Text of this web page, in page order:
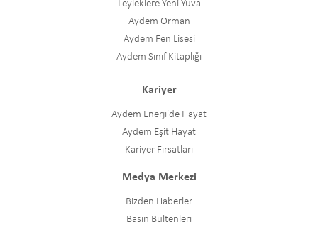
Leyleklere Yeni Yuva
Aydem Orman
Aydem Fen Lisesi
Aydem Sınıf Kitaplığı
Kariyer
Aydem Enerji'de Hayat
Aydem Eşit Hayat
Kariyer Fırsatları
Medya Merkezi
Bizden Haberler
Basın Bültenleri